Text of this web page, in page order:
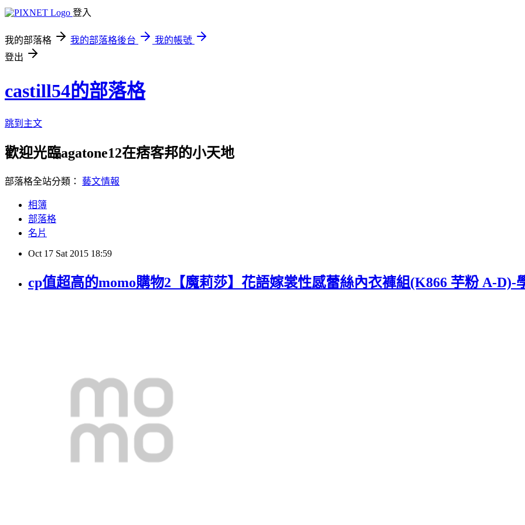
登入
我的部落格 我的部落格後台
我的帳號
登出
castill54的部落格
跳到主文
歡迎光臨agatone12在痞客邦的小天地
部落格全站分類： 藝文情報
相簿
部落格
名片
Oct 17 Sat 2015 18:59
cp值超高的momo購物2【魔莉莎】花語嫁裳性感蕾絲內衣褲組(K866 芋粉 A-D)-